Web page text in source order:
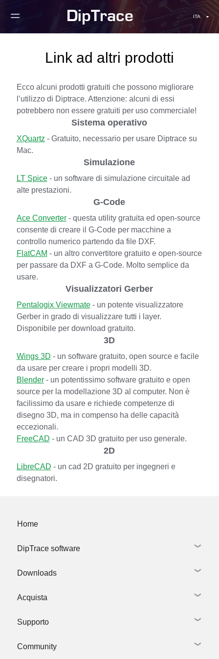
ITA
Link ad altri prodotti
Ecco alcuni prodotti gratuiti che possono migliorare
l’utilizzo di Diptrace. Attenzione: alcuni di essi
potrebbero non essere gratuiti per uso commerciale!
Sistema operativo
XQuartz - Gratuito, necessario per usare Diptrace su
Mac.
Simulazione
LT Spice- un software di simulazione circuitale ad
alte prestazioni.
G-Code
Ace Converter- questa utility gratuita ed open-source
consente di creare il G-Code per macchine a
controllo numerico partendo da file DXF.
FlatCAM - un altro convertitore gratuito e open-source
per passare da DXF a G-Code. Molto semplice da
usare.
Visualizzatori Gerber
Pentalogix Viewmate- un potente visualizzatore
Gerber in grado di visualizzare tutti i layer.
Disponibile per download gratuito.
3D
Wings 3D - un software gratuito, open source e facile
da usare per creare i propri modelli 3D.
Blender- un potentissimo software gratuito e open
source per la modellazione 3D al computer. Non è
facilissimo da usare e richiede competenze di
disegno 3D, ma in compenso ha delle capacità
eccezionali.
FreeCAD - un CAD 3D gratuito per uso generale.
2D
LibreCAD - un cad 2D gratuito per ingegneri e
disegnatori.
Home
DipTrace software
Schematic Capture
Creazione di librerie
Tour guidato
Downloads
Scarica DipTrace
Versioni in altre lingue
Link ad altri prodotti
Acquista
Negozio DipTrace
Sconti quantità
Supporto
Richiesta Supporto
Community